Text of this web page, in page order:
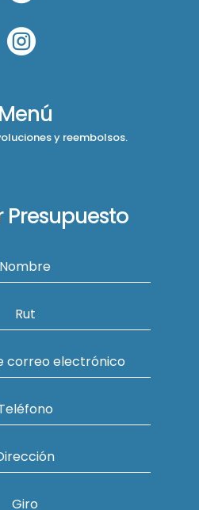

Menú
y reembolsos.
Nombre
Rut
correo electrónico
Giro